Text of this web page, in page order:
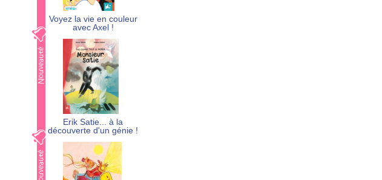
Voyez la vie en couleur
avec Axel !
Erik Satie... à la
découverte d'un génie !